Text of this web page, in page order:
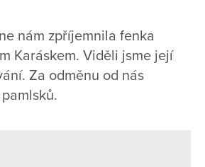
nám zpříjemnila fenka
Karáskem. Viděli jsme její
Za odměnu od nás